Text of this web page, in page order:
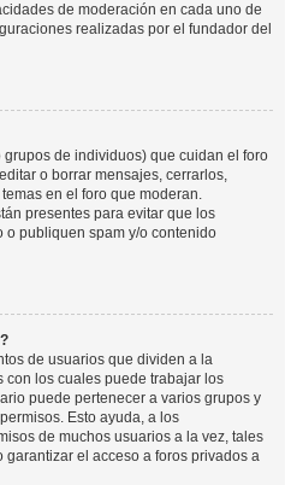
de moderación en cada uno de
realizadas por el fundador del
de individuos) que cuidan el foro
o borrar mensajes, cerrarlos,
en el foro que moderan.
presentes para evitar que los
o publiquen spam y/o contenido
de usuarios que dividen a la
los cuales puede trabajar los
puede pertenecer a varios grupos y
Esto ayuda, a los
de muchos usuarios a la vez, tales
el acceso a foros privados a